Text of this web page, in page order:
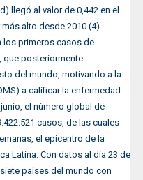
llegó al valor de 0,442 en el
alto desde 2010.(4)
los primeros casos de
que posteriormente
del mundo, motivando a la
a calificar la enfermedad
el número global de
casos, de las cuales
el epicentro de la
Latina. Con datos al día 23 de
países del mundo con